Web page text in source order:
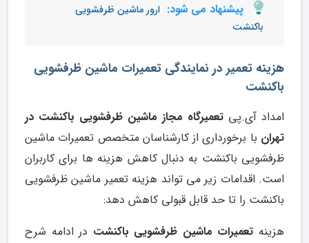
پیشنهاد می شود: ارور ماشین ظرفشویی
باکنشت
هزینه تعمیر در نمایندگی تعمیرات ماشین ظرفشویی
باکنشت
امداد آی.پی تعمیرگاه مجاز ماشین ظرفشویی باکنشت در
تهران با برخورداری از کارشناسان متخصص تعمیرات ماشین
ظرفشویی باکنشت به دنبال کاهش هزینه ها برای کاربران
است. اقدامات زیر می تواند هزینه تعمیر ماشین ظرفشویی
باکنشت را تا حد قابل قبولی کاهش دهد:
هزینه تعمیرات ماشین ظرفشویی باکنشت در ادامه شرح